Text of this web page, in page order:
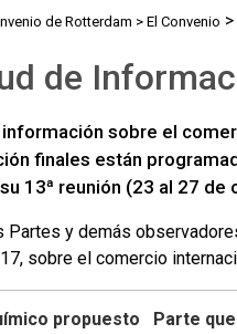
de Rotterdam > El Convenio >
de
sobre el
finales están
13ª reunión (23 al 27 de
Partes y demás
sobre el comercio
propuesto Parte